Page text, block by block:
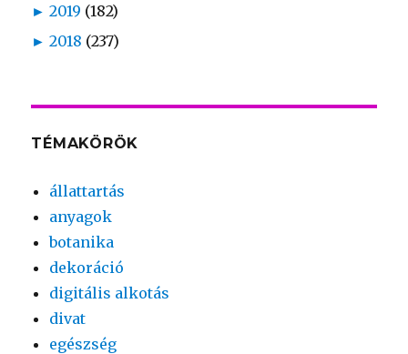
► 2019 (182)
► 2018 (237)
TÉMAKÖRÖK
állattartás
anyagok
botanika
dekoráció
digitális alkotás
divat
egészség